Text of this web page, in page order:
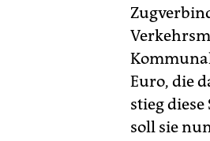
Euro, die
stieg
soll sie